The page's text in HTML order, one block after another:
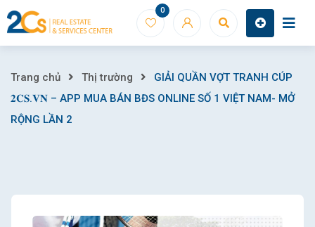
Skip
to
0
GIẢI
QUẦN
CÚP
Trang chủ Thị trường
GIẢI QUẦN VỢT TRANH CÚP
𝟐𝐂𝐒.𝐕𝐍 – APP MUA BÁN BĐS ONLINE SỐ 1 VIỆT NAM- MỞ
RỘNG LẦN 2